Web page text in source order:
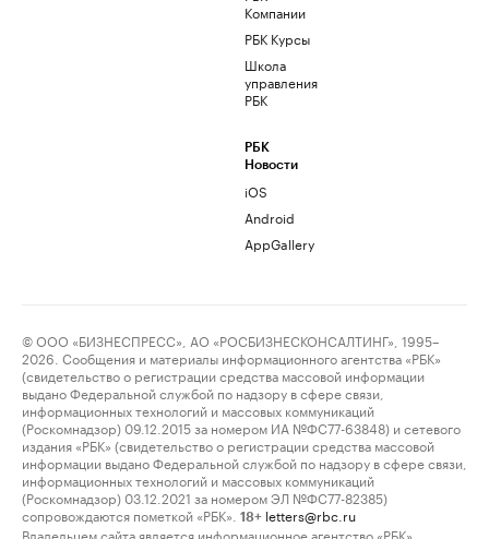
Компании
РБК Курсы
Школа
управления
РБК
РБК
Новости
iOS
Android
AppGallery
© ООО «БИЗНЕСПРЕСС», АО «РОСБИЗНЕСКОНСАЛТИНГ», 1995–
2026. Сообщения и материалы информационного агентства «РБК»
(свидетельство о регистрации средства массовой информации
выдано Федеральной службой по надзору в сфере связи,
информационных технологий и массовых коммуникаций
(Роскомнадзор) 09.12.2015 за номером ИА №ФС77-63848) и сетевого
издания «РБК» (свидетельство о регистрации средства массовой
информации выдано Федеральной службой по надзору в сфере связи,
информационных технологий и массовых коммуникаций
(Роскомнадзор) 03.12.2021 за номером ЭЛ №ФС77-82385)
сопровождаются пометкой «РБК».
18+ letters@rbc.ru
Владельцем сайта является информационное агентство «РБК».